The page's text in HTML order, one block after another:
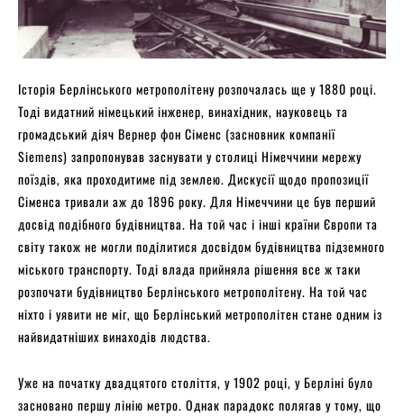
Історія Берлінського метрополітену розпочалась ще у 1880 році.
Тоді видатний німецький інженер, винахідник, науковець та
громадський діяч Вернер фон Сіменс (засновник компанії
Siemens) запропонував заснувати у столиці Німеччини мережу
поїздів, яка проходитиме під землею. Дискусії щодо пропозиції
Сіменса тривали аж до 1896 року. Для Німеччини це був перший
досвід подібного будівництва. На той час і інші країни Європи та
світу також не могли поділитися досвідом будівництва підземного
міського транспорту. Тоді влада прийняла рішення все ж таки
розпочати будівництво Берлінського метрополітену. На той час
ніхто і уявити не міг, що Берлінський метрополітен стане одним із
найвидатніших винаходів людства.
Уже на початку двадцятого століття, у 1902 році, у Берліні було
засновано першу лінію метро. Однак парадокс полягав у тому, що